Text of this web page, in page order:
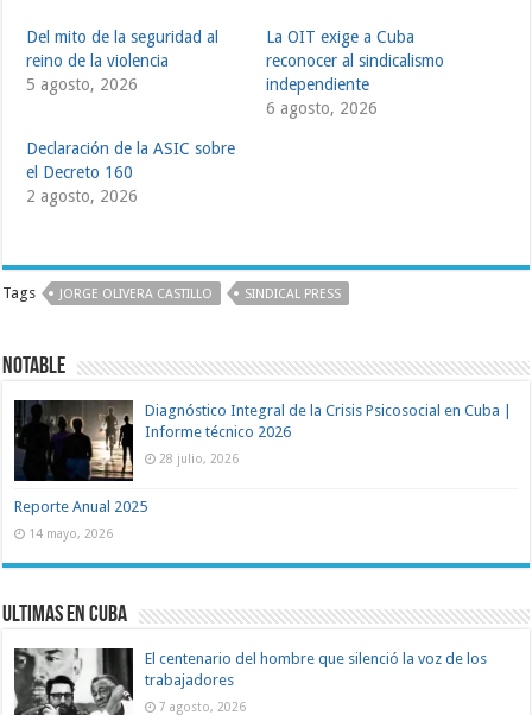
Del mito de la seguridad al
reino de la violencia
5 agosto, 2026
La OIT exige a Cuba
reconocer al sindicalismo
independiente
6 agosto, 2026
Declaración de la ASIC sobre
el Decreto 160
2 agosto, 2026
Tags JORGE OLIVERA CASTILLO SINDICAL PRESS
Notable
Diagnóstico Integral de la Crisis Psicosocial en Cuba |
Informe técnico 2026
28 julio, 2026
Reporte Anual 2025
14 mayo, 2026
Ultimas en Cuba
El centenario del hombre que silenció la voz de los
trabajadores
7 agosto, 2026